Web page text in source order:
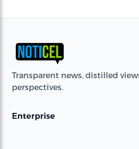
Transparent news, distilled
perspectives.
Enterprise